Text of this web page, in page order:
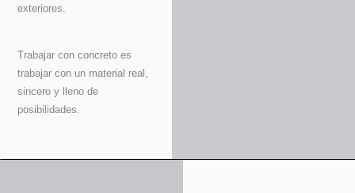
exteriores.
Trabajar con concreto es
trabajar con un material real,
sincero y lleno de
posibilidades.